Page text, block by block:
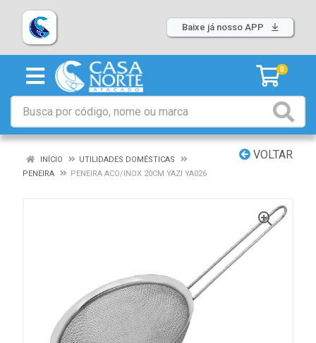
Baixe já nosso APP
0
VOLTAR
INÍCIO
UTILIDADES DOMÉSTICAS
PENEIRA
PENEIRA ACO/INOX 20CM YAZI YA026